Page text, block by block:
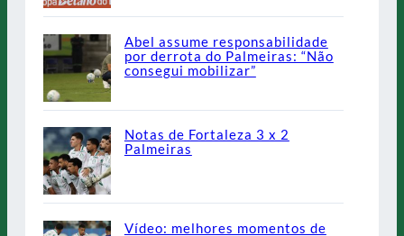
Abel assume responsabilidade
por derrota do Palmeiras: “Não
consegui mobilizar”
Notas de Fortaleza 3 x 2
Palmeiras
Vídeo: melhores momentos de